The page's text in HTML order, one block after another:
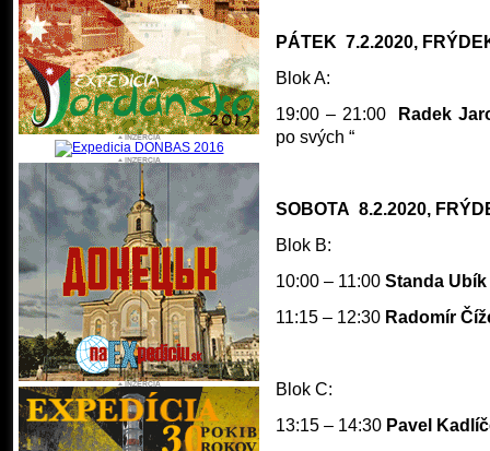
PÁTEK 7.2.2020,
Blok A:
19:00 – 21:00
Radek
po svých “
SOBOTA 8.2.2020,
Blok B:
10:00 – 11:00 Standa Ubík
11:15 – 12:30 Radomír
Blok C:
13:15 – 14:30 Pavel